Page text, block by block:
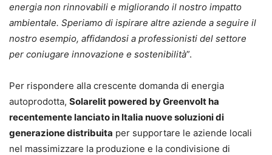
energia non rinnovabili e migliorando il nostro impatto
ambientale. Speriamo di ispirare altre aziende a seguire il
nostro esempio, affidandosi a professionisti del settore
per coniugare innovazione e sostenibilità”.
Per rispondere alla crescente domanda di energia
autoprodotta, Solarelit powered by Greenvolt ha
recentemente lanciato in Italia nuove soluzioni di
generazione distribuita per supportare le aziende locali
nel massimizzare la produzione e la condivisione di